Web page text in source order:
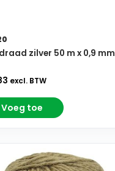
zilver 50 m x 0,9 mm
excl. BTW
Voeg toe